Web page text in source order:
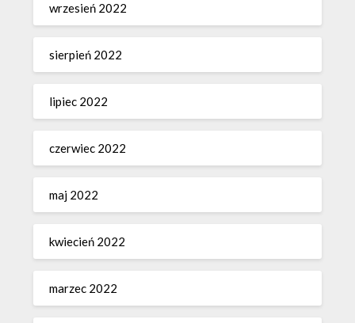
wrzesień 2022
sierpień 2022
lipiec 2022
czerwiec 2022
maj 2022
kwiecień 2022
marzec 2022